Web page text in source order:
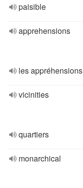
paisible
apprehensions
les appréhensions
vicinities
quartiers
monarchical